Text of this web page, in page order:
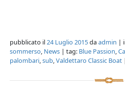
pubblicato il24 Luglio 2015daadmin |
sommerso, News | tag: Blue Passion,
palombari,sub,Valdettaro Classic Boat